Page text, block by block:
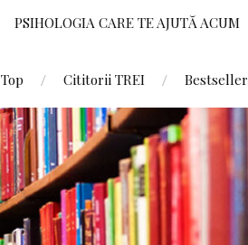
PSIHOLOGIA CARE TE AJUTĂ ACUM
Top Cititorii TREI Bestseller